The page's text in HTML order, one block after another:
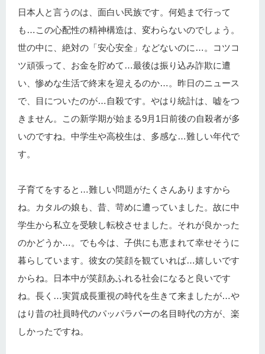
日本人と言うのは、面白い民族です。何処まで行って
も…この心配性の精神構造は、変わらないのでしょう。
世の中に、絶対の「安心安全」などないのに…。コツコ
ツ頑張って、お金を貯めて…最後は振り込み詐欺に遭
い、惨めな生活で終末を迎えるのか…。昨日のニュース
で、目についたのが…自殺です。やはり統計は、嘘をつ
きません。この新学期が始まる9月1日前後の自殺者が多
いのですね。中学生や高校生は、多感な…難しい年代で
す。
子育てをすると…難しい問題がたくさんありますから
ね。カタルの娘も、昔、苛めに遭っていました。故に中
学生から私立を受験し転校させました。それが良かった
のかどうか…。でも今は、子供にも恵まれて幸せそうに
暮らしています。彼女の笑顔を観ていれば…嬉しいです
からね。日本中が笑顔あふれる社会になると良いです
ね。長く…実質成長重視の時代を生きて来ましたが…や
はり昔の社員時代のパッパラパーの名目時代の方が、楽
しかったですね。